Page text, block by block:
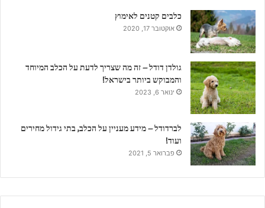
כלבים קטנים לאימוץ
אוקטובר 17, 2020
גולדן דודל – זה מה שצריך לדעת על הכלב המיוחד
והמבוקש ביותר בישראל!
ינואר 6, 2023
לברדודל – מידע מעניין על הכלב, בתי גידול מחירים
ועוד!
פברואר 5, 2021